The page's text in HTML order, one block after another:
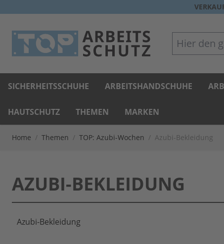
Hier den
SICHERHEITSSCHUHE ARBEITSHANDSCHUHE
HAUTSCHUTZ THEMEN MARKEN
Home / Themen / TOP: Azubi-Wochen / Azubi-Bekleidung
AZUBI-BEKLEIDUNG
Azubi-Bekleidung